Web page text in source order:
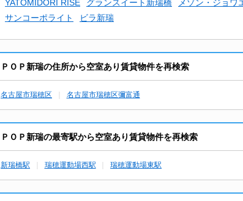
YATOMIDORI RISE
グランスイート新瑞橋 メゾン・ジョワ
サンコーポライト
ビラ新瑞
ＰＯＰ新瑞の住所から空室あり賃貸物件を再検索
名古屋市瑞穂区 名古屋市瑞穂区彌富通
ＰＯＰ新瑞の最寄駅から空室あり賃貸物件を再検索
新瑞橋駅 瑞穂運動場西駅 瑞穂運動場東駅